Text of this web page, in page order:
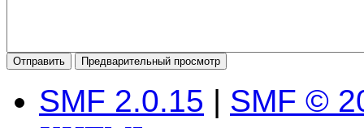
SMF 2.0.15 | SMF ©